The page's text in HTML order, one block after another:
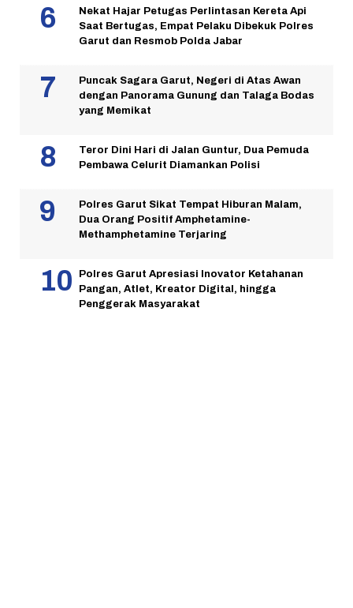
Nekat Hajar Petugas Perlintasan Kereta Api
Saat Bertugas, Empat Pelaku Dibekuk Polres
Garut dan Resmob Polda Jabar
Puncak Sagara Garut, Negeri di Atas Awan
dengan Panorama Gunung dan Talaga Bodas
yang Memikat
Teror Dini Hari di Jalan Guntur, Dua Pemuda
Pembawa Celurit Diamankan Polisi
Polres Garut Sikat Tempat Hiburan Malam,
Dua Orang Positif Amphetamine-
Methamphetamine Terjaring
Polres Garut Apresiasi Inovator Ketahanan
Pangan, Atlet, Kreator Digital, hingga
Penggerak Masyarakat